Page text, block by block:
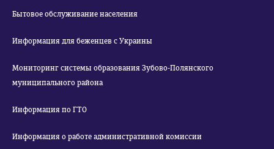
Бытовое обслуживание населения
Информация для беженцев с Украины
Мониторинг системы образования Зубово-Полянского
муниципального района
Информация по ГТО
Информация о работе административной комиссии